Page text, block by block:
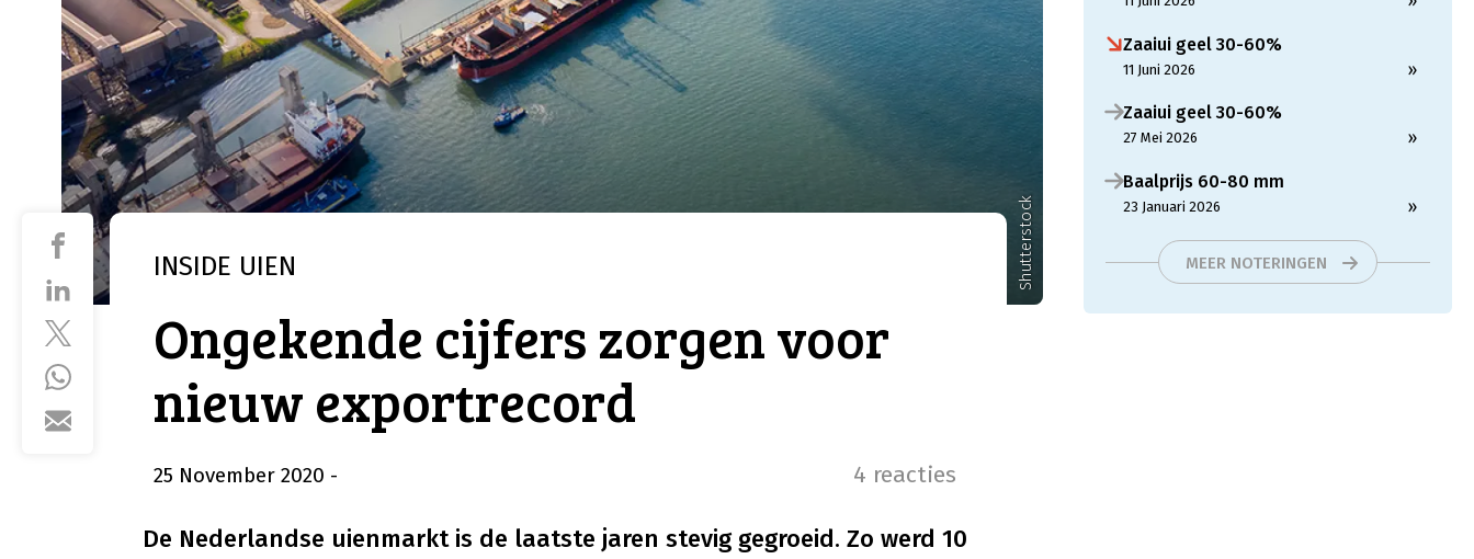
Shutterstock
INSIDE UIEN
Ongekende cijfers zorgen voor
nieuw exportrecord
25 November 2020 - 4 reacties
De Nederlandse uienmarkt is de laatste jaren stevig gegroeid. Zo werd 10
Zaaiui geel 30-60%
11 Juni 2026 »
Zaaiui geel 30-60%
27 Mei 2026 »
Baalprijs 60-80 mm
23 Januari 2026 »
MEER NOTERINGEN